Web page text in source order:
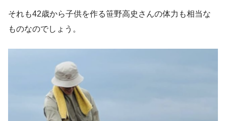
それも42歳から子供を作る笹野高史さんの体力も相当な
ものなのでしょう。